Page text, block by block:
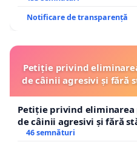
Notificare de transparență
Petiție privind
de câinii agresivi și fără
Petiție privind
de câinii agresivi și fără
46 semnături